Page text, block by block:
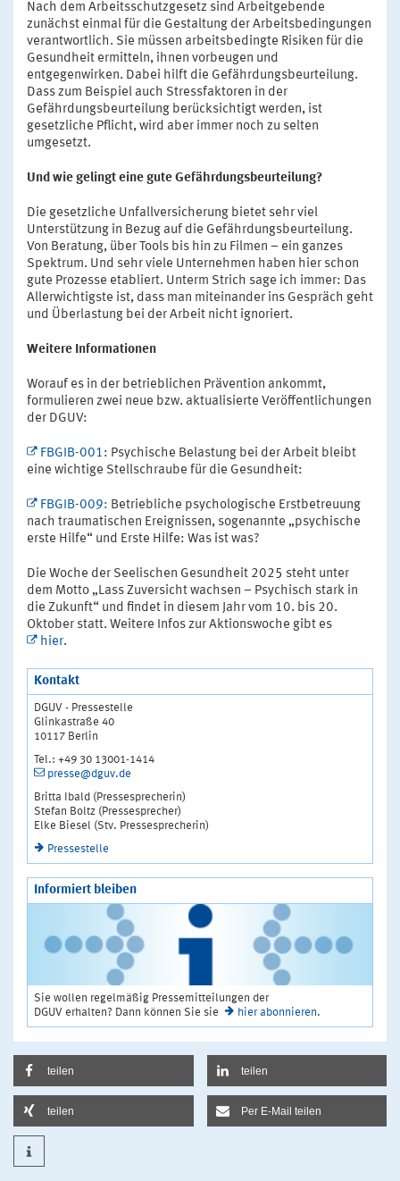
Nach dem Arbeitsschutzgesetz sind Arbeitgebende
zunächst einmal für die Gestaltung der Arbeitsbedingungen
verantwortlich. Sie müssen arbeitsbedingte Risiken für die
Gesundheit ermitteln, ihnen vorbeugen und
entgegenwirken. Dabei hilft die Gefährdungsbeurteilung.
Dass zum Beispiel auch Stressfaktoren in der
Gefährdungsbeurteilung berücksichtigt werden, ist
gesetzliche Pflicht, wird aber immer noch zu selten
umgesetzt.
Und wie gelingt eine gute Gefährdungsbeurteilung?
Die gesetzliche Unfallversicherung bietet sehr viel
Unterstützung in Bezug auf die Gefährdungsbeurteilung.
Von Beratung, über Tools bis hin zu Filmen – ein ganzes
Spektrum. Und sehr viele Unternehmen haben hier schon
gute Prozesse etabliert. Unterm Strich sage ich immer: Das
Allerwichtigste ist, dass man miteinander ins Gespräch geht
und Überlastung bei der Arbeit nicht ignoriert.
Weitere Informationen
Worauf es in der betrieblichen Prävention ankommt,
formulieren zwei neue bzw. aktualisierte Veröffentlichungen
der DGUV:
FBGIB-001 : Psychische Belastung bei der Arbeit bleibt
eine wichtige Stellschraube für die Gesundheit:
FBGIB-009: Betriebliche psychologische Erstbetreuung
nach traumatischen Ereignissen, sogenannte „psychische
erste Hilfe“ und Erste Hilfe: Was ist was?
Die Woche der Seelischen Gesundheit 2025 steht unter
dem Motto „Lass Zuversicht wachsen – Psychisch stark in
die Zukunft“ und findet in diesem Jahr vom 10. bis 20.
Oktober statt. Weitere Infos zur Aktionswoche gibt es
hier.
Kontakt
DGUV - Pressestelle
Glinkastraße 40
10117 Berlin
Tel.: +49 30 13001-1414
presse@dguv.de
Britta Ibald (Pressesprecherin)
Stefan Boltz (Pressesprecher)
Elke Biesel (Stv. Pressesprecherin)
Pressestelle
Informiert bleiben
Sie wollen regelmäßig Pressemitteilungen der
DGUV erhalten? Dann können Sie sie
hier abonnieren.
teilen teilen
teilen Per E-Mail teilen